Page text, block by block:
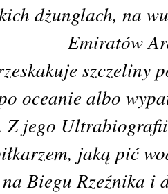
dżunglach, na
Emiratów
szczeliny
oceanie albo
Z jego
jaką pić
Biegu Rzeźnika i